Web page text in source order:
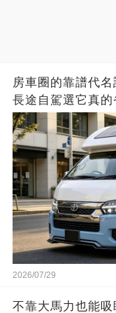
房車圈的靠譜代
長途自駕選它真的
2026/07/29
不靠大馬力也能